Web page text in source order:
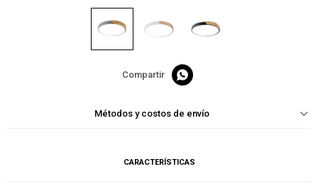

Métodos y costos de envío
CARACTERÍSTICAS